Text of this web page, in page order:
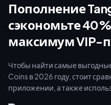
Пополнение
сэкономьте
максимум VIP-
Чтобы найти самые
Coins в 2026 году, стоит
приложении, а также